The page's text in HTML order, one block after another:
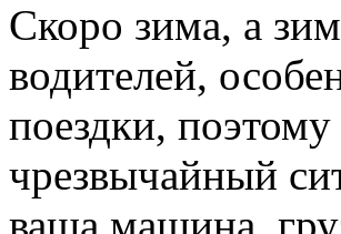
Скоро зима, а
водителей,
поездки,
чрезвычайный